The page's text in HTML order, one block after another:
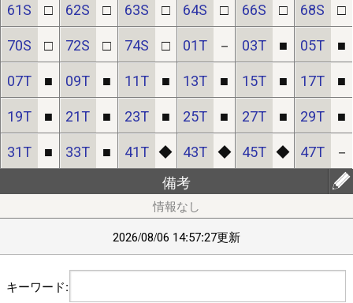
を｢許可｣にしてください｡
■2/20頃より中国IPから通常の10倍程度のアクセスがありサイト
が不安定になっておりました。穴埋め作業の結果、現在は通常の
3倍程度になっています。引き続き穴埋め作業を行います。
61S
□ 62S □ 63S □ 64S □ 66S □ 68S
□
70S
□ 72S □ 74S □ 01T － 03T ■ 05T
■
07T
■ 09T ■ 11T ■ 13T ■ 15T ■ 17T
■
19T
■ 21T ■ 23T ■ 25T ■ 27T ■ 29T
■
31T
■ 33T ■ 41T ◆ 43T ◆ 45T ◆ 47T
－
備考
2026/08/06 14:57:27更新
キーワード: